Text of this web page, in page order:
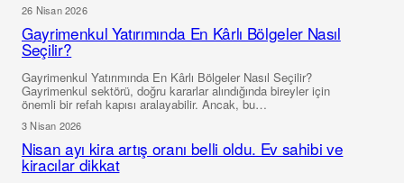
26 Nisan 2026
Gayrimenkul Yatırımında En Kârlı Bölgeler Nasıl
Seçilir?
Gayrimenkul Yatırımında En Kârlı Bölgeler Nasıl Seçilir?
Gayrimenkul sektörü, doğru kararlar alındığında bireyler için
önemli bir refah kapısı aralayabilir. Ancak, bu…
3 Nisan 2026
Nisan ayı kira artış oranı belli oldu. Ev sahibi ve
kiracılar dikkat